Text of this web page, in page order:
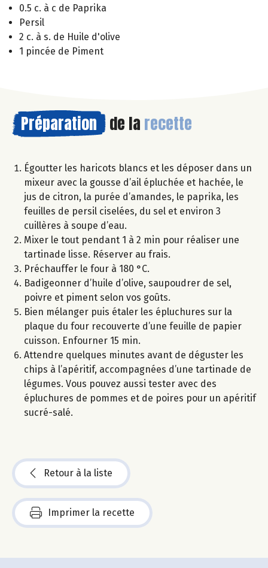
0.5 c. à c de Paprika
Persil
2 c. à s. de Huile d'olive
1 pincée de Piment
Préparation de la recette
Égoutter les haricots blancs et les déposer dans un
mixeur avec la gousse d’ail épluchée et hachée, le
jus de citron, la purée d’amandes, le paprika, les
feuilles de persil ciselées, du sel et environ 3
cuillères à soupe d’eau.
Mixer le tout pendant 1 à 2 min pour réaliser une
tartinade lisse. Réserver au frais.
Préchauffer le four à 180 °C.
Badigeonner d’huile d’olive, saupoudrer de sel,
poivre et piment selon vos goûts.
Bien mélanger puis étaler les épluchures sur la
plaque du four recouverte d’une feuille de papier
cuisson. Enfourner 15 min.
Attendre quelques minutes avant de déguster les
chips à l’apéritif, accompagnées d’une tartinade de
légumes. Vous pouvez aussi tester avec des
épluchures de pommes et de poires pour un apéritif
sucré-salé.
Retour à la liste
Imprimer la recette